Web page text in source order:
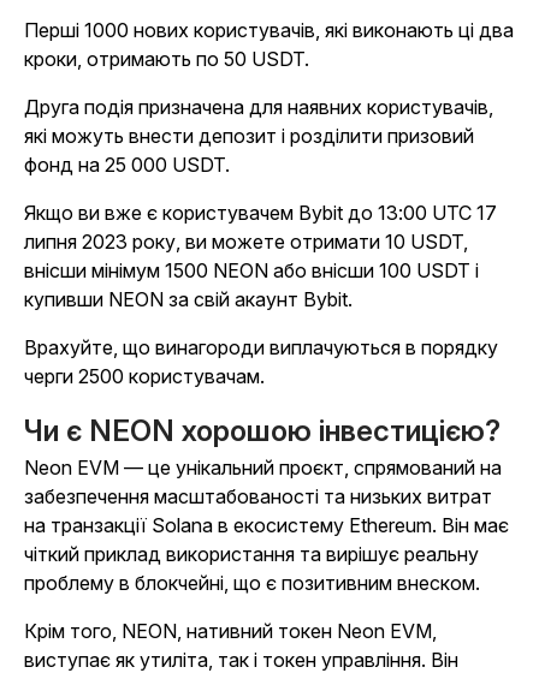
Перші 1000 нових користувачів, які виконають ці два
кроки, отримають по 50 USDT.
Друга подія призначена для наявних користувачів,
які можуть внести депозит і розділити призовий
фонд на 25 000 USDT.
Якщо ви вже є користувачем Bybit до 13:00 UTC 17
липня 2023 року, ви можете отримати 10 USDT,
внісши мінімум 1500 NEON або внісши 100 USDT і
купивши NEON за свій акаунт Bybit.
Врахуйте, що винагороди виплачуються в порядку
черги 2500 користувачам.
Чи є NEON хорошою інвестицією?
Neon EVM — це унікальний проєкт, спрямований на
забезпечення масштабованості та низьких витрат
на транзакції Solana в екосистему Ethereum. Він має
чіткий приклад використання та вирішує реальну
проблему в блокчейні, що є позитивним внеском.
Крім того, NEON, нативний токен Neon EVM,
виступає як утиліта, так і токен управління. Він